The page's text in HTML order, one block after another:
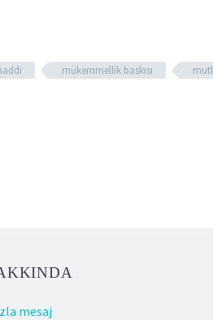
mükemmellik baskısı
mesaj